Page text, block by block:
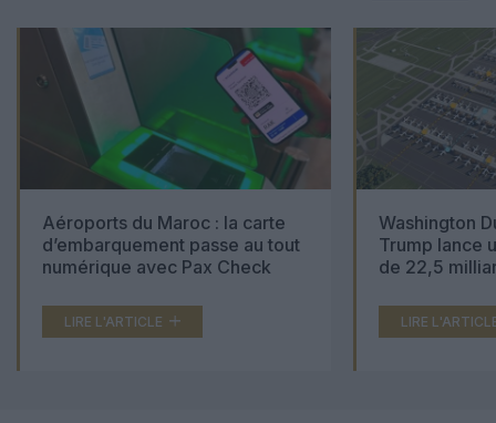
Aéroports du Maroc : la carte
d’embarquement passe au tout
numérique avec Pax Check
LIRE L'ARTICLE
Washington
Trump lance
de 22,5
LIRE